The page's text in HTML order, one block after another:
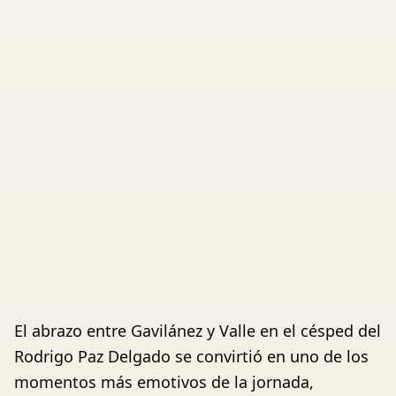
El abrazo entre Gavilánez y Valle en el césped del
Rodrigo Paz Delgado se convirtió en uno de los
momentos más emotivos de la jornada,